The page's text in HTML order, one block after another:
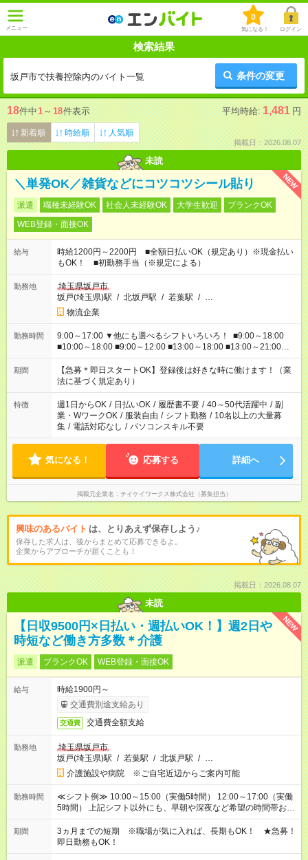
メニュー
0
気になる！ ログイン
検索結果
坂戸市で扶養控除内のバイト一覧 条件の変更
18件中1 ～ 18件表示 平均時給: 1,481 円
新着順 時給順 人気順
掲載日：2026.08.07
未読
NEW
＼単発OK／雑貨などにコツコツシール貼り
派遣 職種未経験OK 社会人未経験OK 大学生歓迎
ブランクOK
WEB登録・面接OK
給与
時給1200円～2200円 ■全額日払いOK（規定あり）※現金払い
もOK！ ■初勤務手当（※規定による）
勤務地
埼玉県坂戸市
坂戸(埼玉県)駅 / 北坂戸駅 / 若葉駅 / …
物流企業
勤務時間
9:00～17:00 ▼他にも選べるシフトいろいろ！ ■9:00～18:00
■10:00～18:00 ■9:00～12:00 ■13:00～18:00 ■13:00～21:00
■22:00～翌6:00 など あなたの希望を教えてください！
期間
【急募＊即日スタートOK】登録後は好きな時に働けます！（業
法に基づく規定あり）
特徴 週1日からOK / 日払いOK / 履歴書不要 / 40～50代活躍中 / 副
業・WワークOK / 服装自由 / シフト勤務 / 10名以上の大量募
集 / 電話対応なし / パソコンスキル不要
気になる！ 応募する 詳細へ
掲載元企業名 テイケイワークス株式会社（募集担当）
興味のあるバイト は、とりあえず保存しよう♪
保存した求人は、後からまとめて応募できるよ。
企業からアプローチが届くことも！
掲載日：2026.08.07
未読
NEW
【日収9500円×日払い・週払いOK！】週2日や
時短など働き方多数＊介護
派遣 ブランクOK WEB登録・面接OK
給与
時給1900円～
交通費別途支給あり
交通費 交通費全額支給
勤務地
埼玉県坂戸市
坂戸(埼玉県)駅 / 若葉駅 / 北坂戸駅 / …
介護施設や病院 ※ご自宅近辺からご案内可能
勤務時間
≪シフト例≫ 10:00～15:00（実働5時間） 12:00～17:00（実働
5時間） 上記シフト以外にも、早朝や深夜など希望の時間帯お聞
かせください！ 事前に担当からヒアリングもしますので、ご安
心ください！
期間
3ヵ月までの短期 ※職場が気に入れば、長期もOK！ ★急募！
即日勤務もOK！